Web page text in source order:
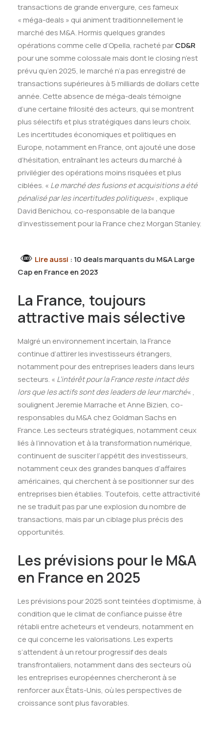
transactions de grande envergure, ces fameux
« méga-deals » qui animent traditionnellement le
marché des M&A. Hormis quelques grandes
opérations comme celle d’Opella, racheté parCD&R
pour une somme colossale mais dont le closing n’est
prévu qu’en 2025, le marché n’a pas enregistré de
transactions supérieures à 5 milliards de dollars cette
année. Cette absence de méga-deals témoigne
d’une certaine frilosité des acteurs, qui se montrent
plus sélectifs et plus stratégiques dans leurs choix.
Les incertitudes économiques et politiques en
Europe, notamment en France, ont ajouté une dose
d’hésitation, entraînant les acteurs du marché à
privilégier des opérations moins risquées et plus
ciblées. « Le marché des fusions et acquisitions a été
pénalisé par les incertitudes politiques« , explique
David Benichou, co-responsable de la banque
d’investissement pour la France chez Morgan Stanley.
Lire aussi : 10 deals marquants du M&A Large
Cap en France en 2023
La France, toujours
attractive mais sélective
Malgré un environnement incertain, la France
continue d’attirer les investisseurs étrangers,
notamment pour des entreprises leaders dans leurs
secteurs. « L’intérêt pour la France reste intact dès
lors que les actifs sont des leaders de leur marché« ,
soulignent Jeremie Marrache et Anne Bizien, co-
responsables du M&A chez Goldman Sachs en
France. Les secteurs stratégiques, notamment ceux
liés à l’innovation et à la transformation numérique,
continuent de susciter l’appétit des investisseurs,
notamment ceux des grandes banques d’affaires
américaines, qui cherchent à se positionner sur des
entreprises bien établies. Toutefois, cette attractivité
ne se traduit pas par une explosion du nombre de
transactions, mais par un ciblage plus précis des
opportunités.
Les prévisions pour le M&A
en France en 2025
Les prévisions pour 2025 sont teintées d’optimisme, à
condition que le climat de confiance puisse être
rétabli entre acheteurs et vendeurs, notamment en
ce qui concerne les valorisations. Les experts
s’attendent à un retour progressif des deals
transfrontaliers, notamment dans des secteurs où
les entreprises européennes chercheront à se
renforcer aux États-Unis, où les perspectives de
croissance sont plus favorables.